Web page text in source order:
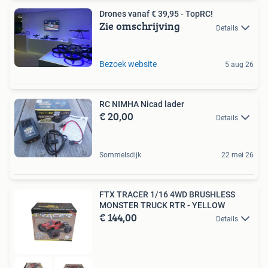
Drones vanaf € 39,95 - TopRC!
Zie omschrijving Details
Bezoek website 5 aug 26
RC NIMHA Nicad lader
€ 20,00 Details
Sommelsdijk 22 mei 26
FTX TRACER 1/16 4WD BRUSHLESS
MONSTER TRUCK RTR - YELLOW
€ 144,00 Details